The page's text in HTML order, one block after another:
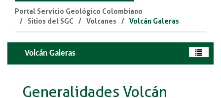
Portal Servicio Geológico Colombiano
Sitios del SGC
Volcanes Volcán Galeras
Volcán Galeras
Generalidades Volcán